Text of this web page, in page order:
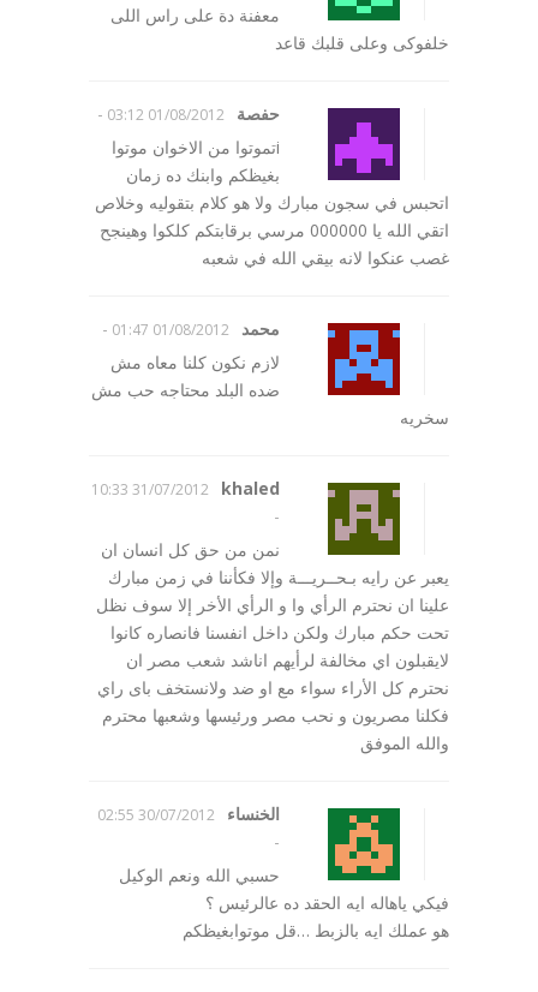
معفنة دة على راس اللى
خلفوكى وعلى قلبك قاعد
حفصة 01/08/2012 03:12
-
iتموتوا من الاخوان موتوا
بغيظكم وابنك ده زمان
اتحبس في سجون مبارك ولا هو كلام بتقوليه وخلاص
اتقي الله يا 000000 مرسي برقابتكم كلكوا وهينجح
غصب عنكوا لانه بيقي الله في شعبه
محمد 01/08/2012 01:47
-
لازم نكون كلنا معاه مش
ضده البلد محتاجه حب مش
سخريه
khaled
31/07/2012 10:33
-
نمن من حق كل انسان ان
يعبر عن رايه بـحــريـــة وإلا فكأننا في زمن مبارك
علينا ان نحترم الرأي وا و الرأي الأخر إلا سوف نظل
تحت حكم مبارك ولكن داخل انفسنا فانصاره كانوا
لايقبلون اي مخالفة لرأيهم اناشد شعب مصر ان
نحترم كل الأراء سواء مع او ضد ولانستخف باى راي
فكلنا مصريون و نحب مصر ورئيسها وشعبها محترم
والله الموفق
الخنساء 30/07/2012 02:55
-
حسبي الله ونعم الوكيل
فيكي ياهاله ايه الحقد ده عالرئيس ؟
هو عملك ايه بالزبط …قل موتوابغيظكم